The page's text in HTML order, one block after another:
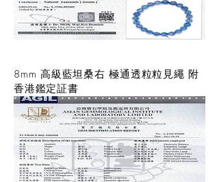
8mm 高級藍坦桑右 極通透粒粒見繩 附
香港鑑定証書